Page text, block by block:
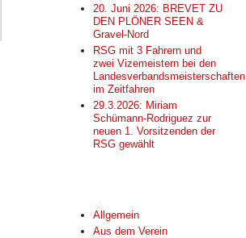
20. Juni 2026: BREVET ZU
DEN PLÖNER SEEN &
Gravel-Nord
RSG mit 3 Fahrern und
zwei Vizemeistern bei den
Landesverbandsmeisterschaften
im Zeitfahren
29.3.2026: Miriam
Schümann-Rodriguez zur
neuen 1. Vorsitzenden der
RSG gewählt
Allgemein
Aus dem Verein